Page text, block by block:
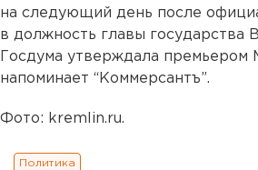
на следующий день после
в должность главы государства
Госдума утверждала премьером
напоминает “Коммерсантъ”.
Фото: kremlin.ru.
Политика